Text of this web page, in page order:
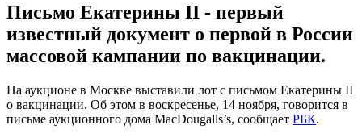
Письмо Екатерины II - первый
известный документ о первой в России
массовой кампании по вакцинации.
На аукционе в Москве выставили лот с письмом Екатерины II
о вакцинации. Об этом в воскресенье, 14 ноября, говорится в
письме аукционного дома MacDougalls’s, сообщает РБК.